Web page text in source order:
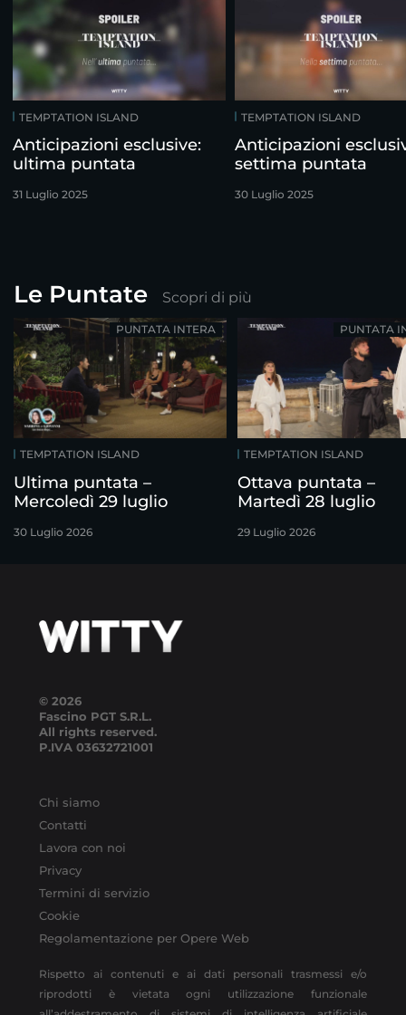
TEMPTATION ISLAND
Anticipazioni esclusive:
ultima puntata
31 Luglio 2025
TEMPTATION ISLAND
Anticipazioni
settima puntata
30 Luglio 2025
Le Puntate Scopri di più
TEMPTATION ISLAND
Ultima puntata –
Mercoledì 29 luglio
30 Luglio 2026
PUNTATA INTERA
TEMPTATION ISLAND
Ottava puntata –
Martedì 28 luglio
29 Luglio 2026
PUNTATA
© 2026
Fascino PGT S.R.L.
All rights reserved.
P.IVA 03632721001
Chi siamo
Contatti
Lavora con noi
Privacy
Termini di servizio
Cookie
Regolamentazione per Opere Web
Rispetto ai contenuti e ai dati personali trasmessi e/o
riprodotti è vietata ogni utilizzazione funzionale